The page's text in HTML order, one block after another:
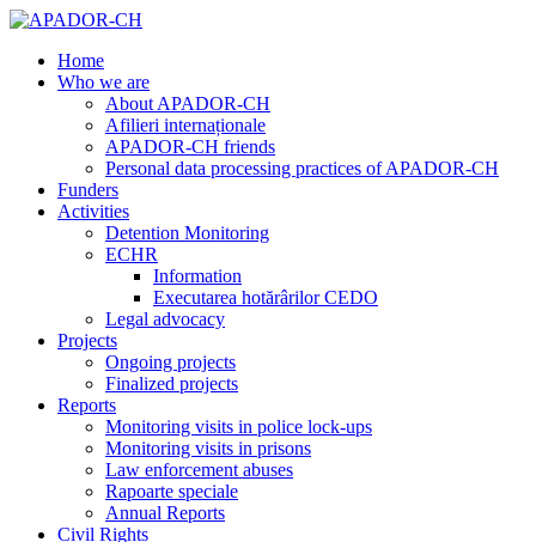
Home
Who we are
About APADOR-CH
Afilieri internaționale
APADOR-CH friends
Personal data processing practices of APADOR-CH
Funders
Activities
Detention Monitoring
ECHR
Information
Executarea hotărârilor CEDO
Legal advocacy
Projects
Ongoing projects
Finalized projects
Reports
Monitoring visits in police lock-ups
Monitoring visits in prisons
Law enforcement abuses
Rapoarte speciale
Annual Reports
Civil Rights